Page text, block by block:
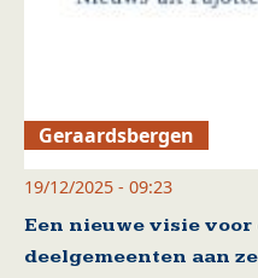
Geraardsbergen
19/12/2025 - 09:23
Een nieuwe visie
deelgemeenten aan